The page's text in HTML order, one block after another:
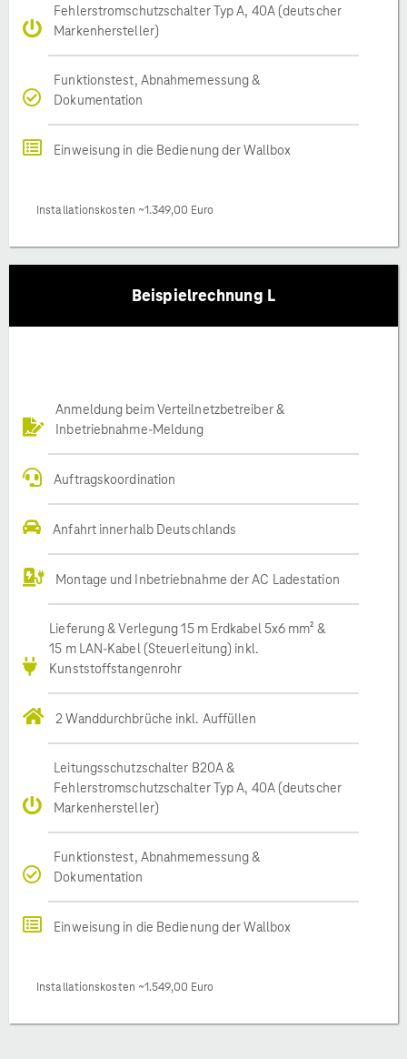
Fehlerstromschutzschalter Typ A, 40A (deutscher
Markenhersteller)
Funktionstest, Abnahmemessung &
Dokumentation
Einweisung in die Bedienung der Wallbox
Installationskosten ~1.349,00 Euro
Beispielrechnung L
Anmeldung beim Verteilnetzbetreiber &
Inbetriebnahme-Meldung
Auftragskoordination
Anfahrt innerhalb Deutschlands
Montage und Inbetriebnahme der AC Ladestation
Lieferung & Verlegung 15 m Erdkabel 5x6 mm² &
15 m LAN-Kabel (Steuerleitung) inkl.
Kunststoffstangenrohr
2 Wanddurchbrüche inkl. Auffüllen
Leitungsschutzschalter B20A &
Fehlerstromschutzschalter Typ A, 40A (deutscher
Markenhersteller)
Funktionstest, Abnahmemessung &
Dokumentation
Einweisung in die Bedienung der Wallbox
Installationskosten ~1.549,00 Euro